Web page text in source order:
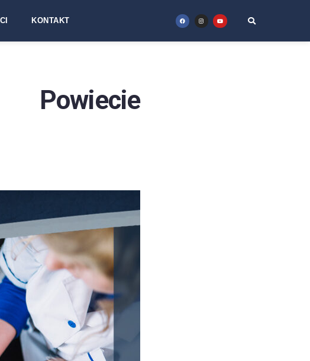
KONTAKT